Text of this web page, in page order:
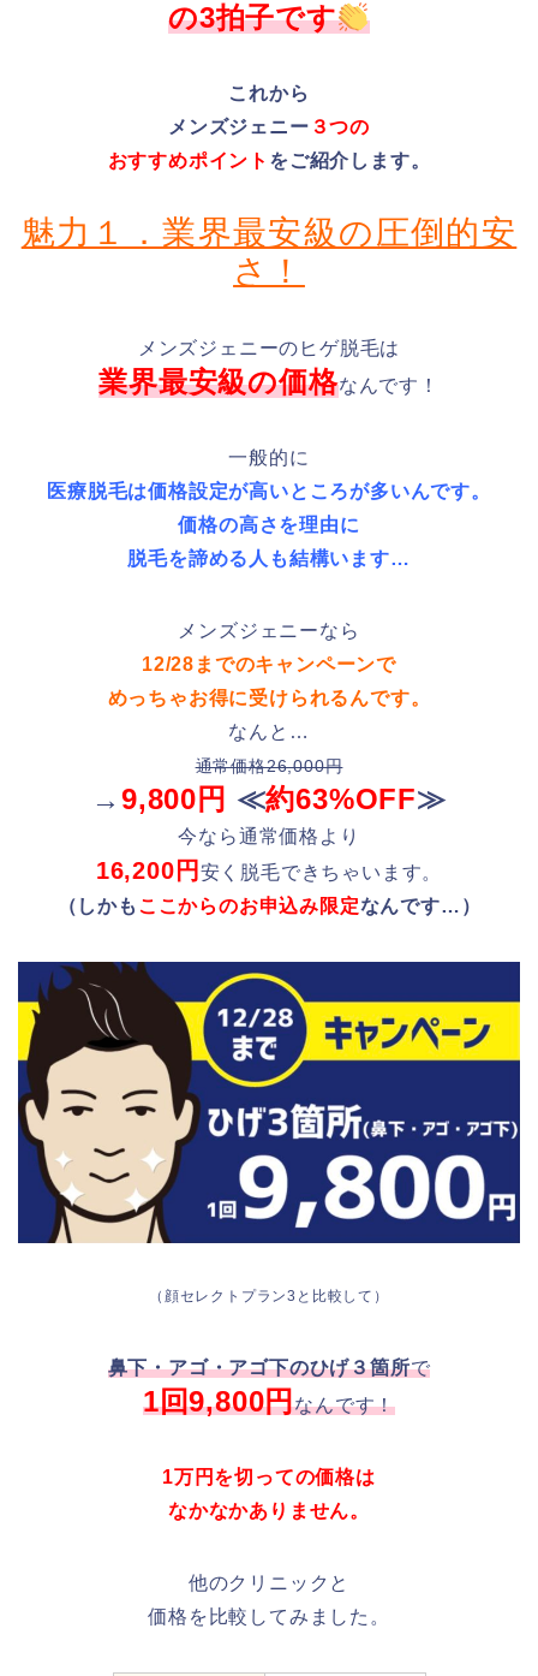
の3拍子です
これから
メンズジェニー ３つの
おすすめポイント をご紹介します。
魅力１．業界最安級の圧倒的安
さ！
メンズジェニーのヒゲ脱毛は
業界最安級の価格なんです！
一般的に
医療脱毛は価格設定が高いところが多いんです。
価格の高さを理由に
脱毛を諦める人も結構います…
メンズジェニーなら
12/28までのキャンペーンで
めっちゃお得に受けられるんです。
なんと…
通常価格26,000円
→ 9,800円 ≪約63%OFF≫
今なら通常価格より
16,200円 安く脱毛できちゃいます。
（しかも ここからのお申込み限定なんです…）
（顔セレクトプラン3と比較して）
鼻下・アゴ・アゴ下のひげ３箇所で
1回9,800円なんです！
1万円を切っての価格は
なかなかありません。
他のクリニックと
価格を比較してみました。